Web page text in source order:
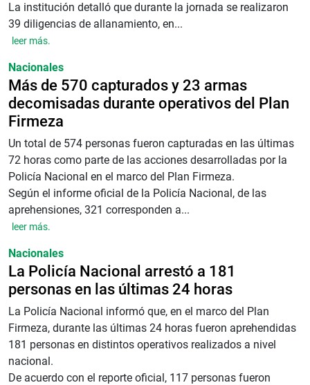
La institución detalló que durante la jornada se realizaron
39 diligencias de allanamiento, en...
leer más.
Nacionales
Más de 570 capturados y 23 armas
decomisadas durante operativos del Plan
Firmeza
Un total de 574 personas fueron capturadas en las últimas
72 horas como parte de las acciones desarrolladas por la
Policía Nacional en el marco del Plan Firmeza.
Según el informe oficial de la Policía Nacional, de las
aprehensiones, 321 corresponden a...
leer más.
Nacionales
La Policía Nacional arrestó a 181
personas en las últimas 24 horas
La Policía Nacional informó que, en el marco del Plan
Firmeza, durante las últimas 24 horas fueron aprehendidas
181 personas en distintos operativos realizados a nivel
nacional.
De acuerdo con el reporte oficial, 117 personas fueron